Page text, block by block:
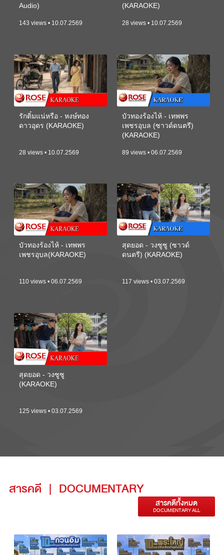
Audio)
143 views • 10.07.2569
(KARAOKE)
28 views • 10.07.2569
รักติ๋มแน่หรือ - หงษ์ทอง
ดาวอุดร (KARAOKE)
28 views • 10.07.2569
บัวทองร้องไห้ - เทพพร
เพชรอุบล (ซาวด์ดนตรี)
(KARAOKE)
89 views • 06.07.2569
บัวทองร้องไห้ - เทพพร
เพชรอุบล(KARAOKE)
110 views • 06.07.2569
สุดยอด - วงซูซู (ซาวด์
ดนตรี) (KARAOKE)
117 views • 03.07.2569
สุดยอด - วงซูซู
(KARAOKE)
125 views • 03.07.2569
สารคดี | DOCUMENTARY
สารคดีทั้งหมด
DOCUMENTARY ALL